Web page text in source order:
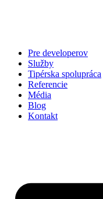
Pre developerov
Služby
Tipérska spolupráca
Referencie
Média
Blog
Kontakt